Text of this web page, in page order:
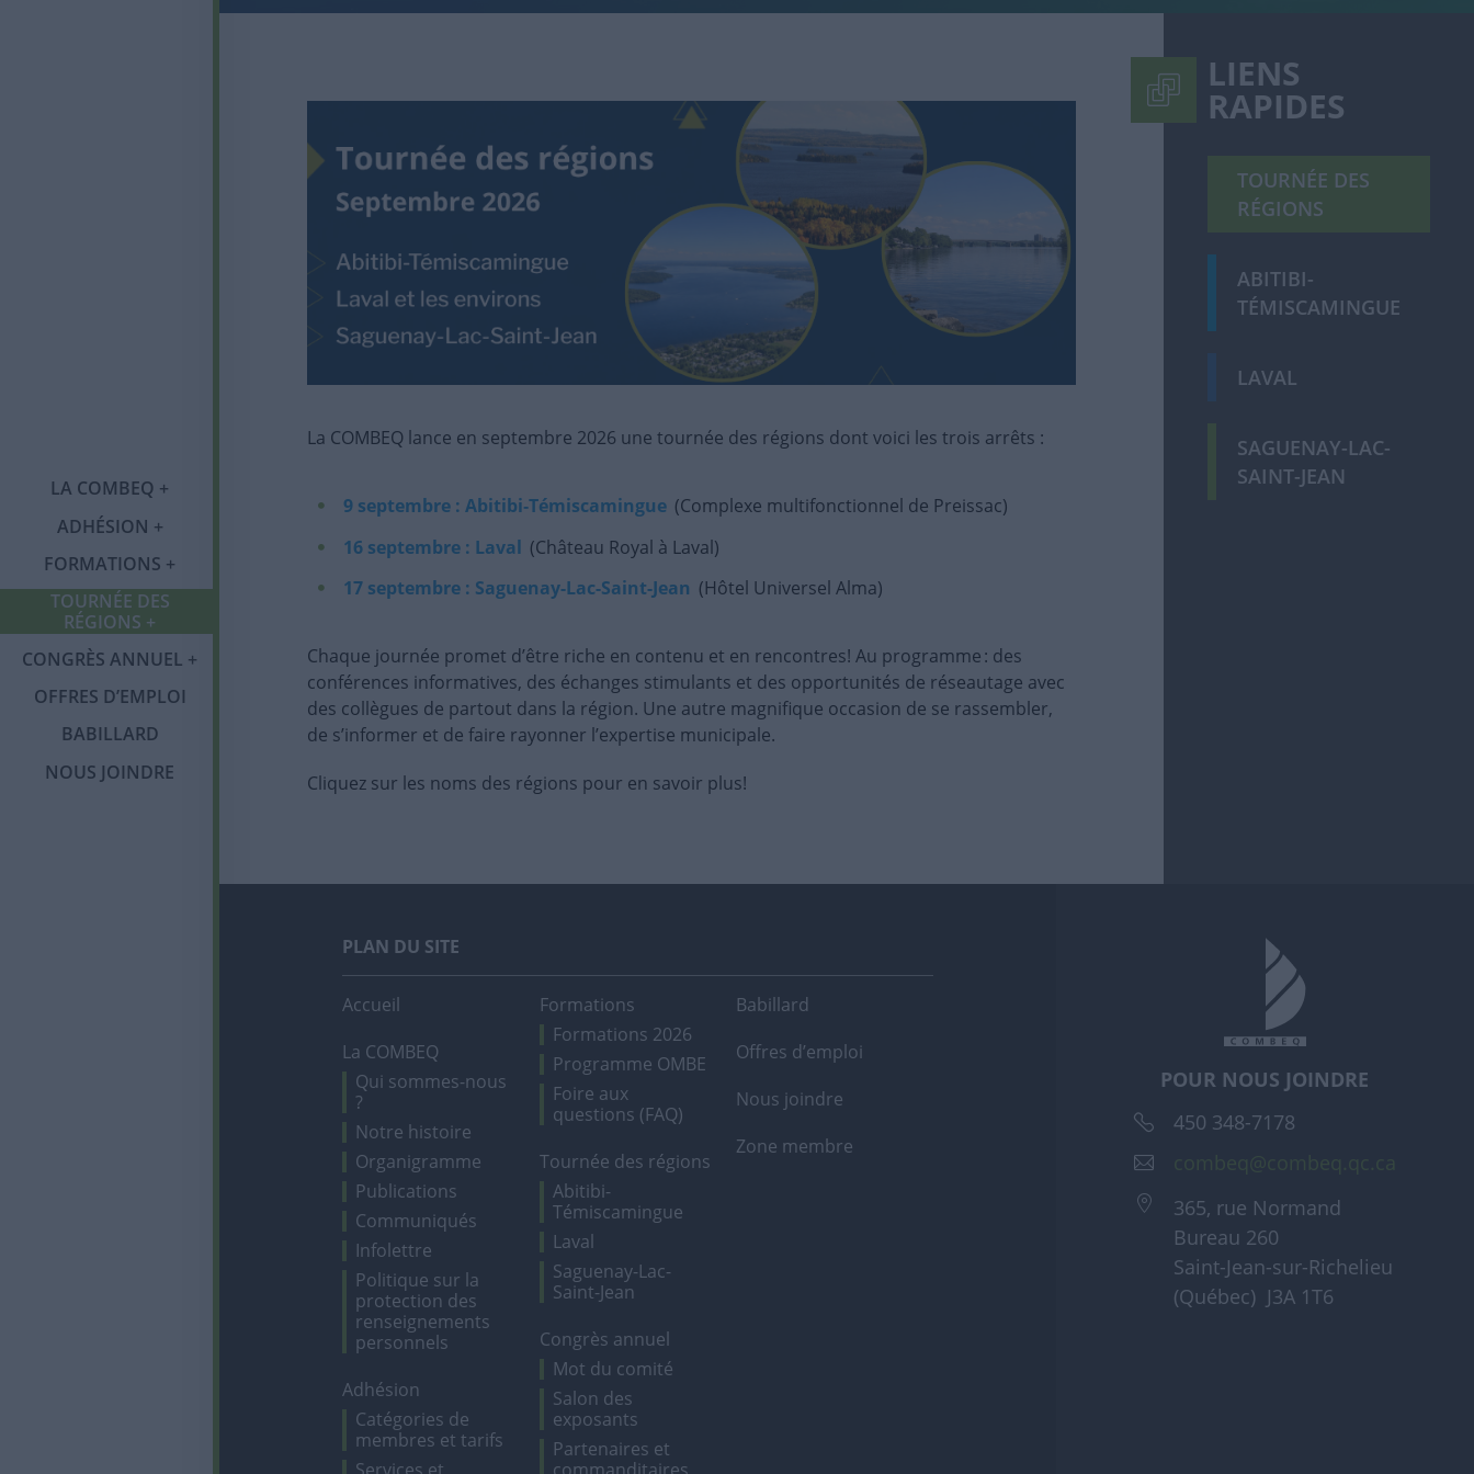
LA COMBEQ
Notre histoire
Publications
Communiqués
Infolettre
Politique sur la
protection des
renseignements
ADHÉSION
Adhésion
membres et tarifs
Services et
avantages
FORMATIONS
Programme OMBE
Formations 2026
Foire aux questions
(FAQ)
TOURNÉE DES
RÉGIONS
Tournée des régions
Témiscamingue
Laval
Saguenay-Lac-Saint-
CONGRÈS ANNUEL
Congrès annuel
Mot du comité
Salon des exposants
Partenaires et
commanditaires
OFFRES D’EMPLOI
BABILLARD
NOUS JOINDRE
La COMBEQ lance en septembre 2026 une tournée des régions dont voici les trois arrêts :
9 septembre : Abitibi‑Témiscamingue (Complexe multifonctionnel de Preissac)
16 septembre : Laval (Château Royal à Laval)
17 septembre : Saguenay-Lac-Saint-Jean (Hôtel Universel Alma)
Chaque journée promet d’être riche en contenu et en rencontres! Au programme : des
conférences informatives, des échanges stimulants et des opportunités de réseautage avec
des collègues de partout dans la région. Une autre magnifique occasion de se rassembler,
de s’informer et de faire rayonner l’expertise municipale.
Cliquez sur les noms des régions pour en savoir plus!
LIENS
RAPIDES
TOURNÉE DES
RÉGIONS
ABITIBI-
TÉMISCAMINGUE
LAVAL
SAGUENAY-LAC-
SAINT-JEAN
PLAN DU SITE
Accueil
La COMBEQ
Qui sommes-nous
?
Notre histoire
Organigramme
Publications
Communiqués
Infolettre
Politique sur la
protection des
renseignements
personnels
Adhésion
Catégories de
membres et tarifs
Formations
Formations 2026
Programme OMBE
Foire aux
questions (FAQ)
Tournée des régions
Abitibi-
Témiscamingue
Laval
Saguenay-Lac-
Saint-Jean
Congrès annuel
Mot du comité
Salon des
exposants
Partenaires et
Babillard
Offres d’emploi
Nous joindre
Zone membre
POUR NOUS JOINDRE
450 348-7178
365, rue Normand
Bureau 260
Saint-Jean-sur-Richelieu
(Québec) J3A 1T6